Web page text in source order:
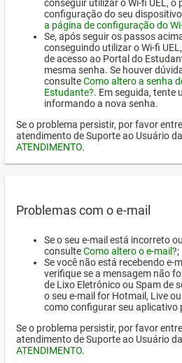
conseguir utilizar o Wi-fi UEL, o
configuração do seu
a página de configuração do Wi-
Se, após seguir os passos
conseguindo utilizar o Wi-fi
de acesso ao Portal do
mesma senha. Se houver
consulteComo altero a senha
Estudante?. Em seguida, tente
informando a nova senha.
Se o problema persistir, por favor
atendimento de Suporte ao Usuário
ATENDIMENTO.
Problemas com o e-mail
Se o seu e-mail está incorreto
consulteComo altero o e-mail?;
Se você não está recebendo e-
verifique se a mensagem não
de Lixo Eletrônico ou Spam de
o seu e-mail for Hotmail, Live
como configurar seu aplicativo
Se o problema persistir, por favor
atendimento de Suporte ao Usuário
ATENDIMENTO.